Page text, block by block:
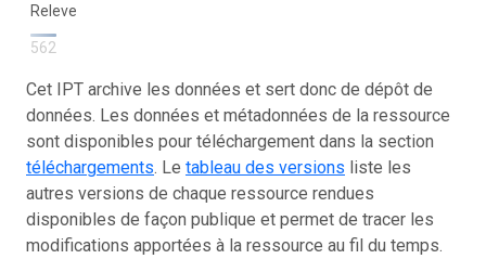
Releve
562
Cet IPT archive les données et sert donc de dépôt de
données. Les données et métadonnées de la ressource
sont disponibles pour téléchargement dans la section
téléchargements. Le tableau des versions liste les
autres versions de chaque ressource rendues
disponibles de façon publique et permet de tracer les
modifications apportées à la ressource au fil du temps.